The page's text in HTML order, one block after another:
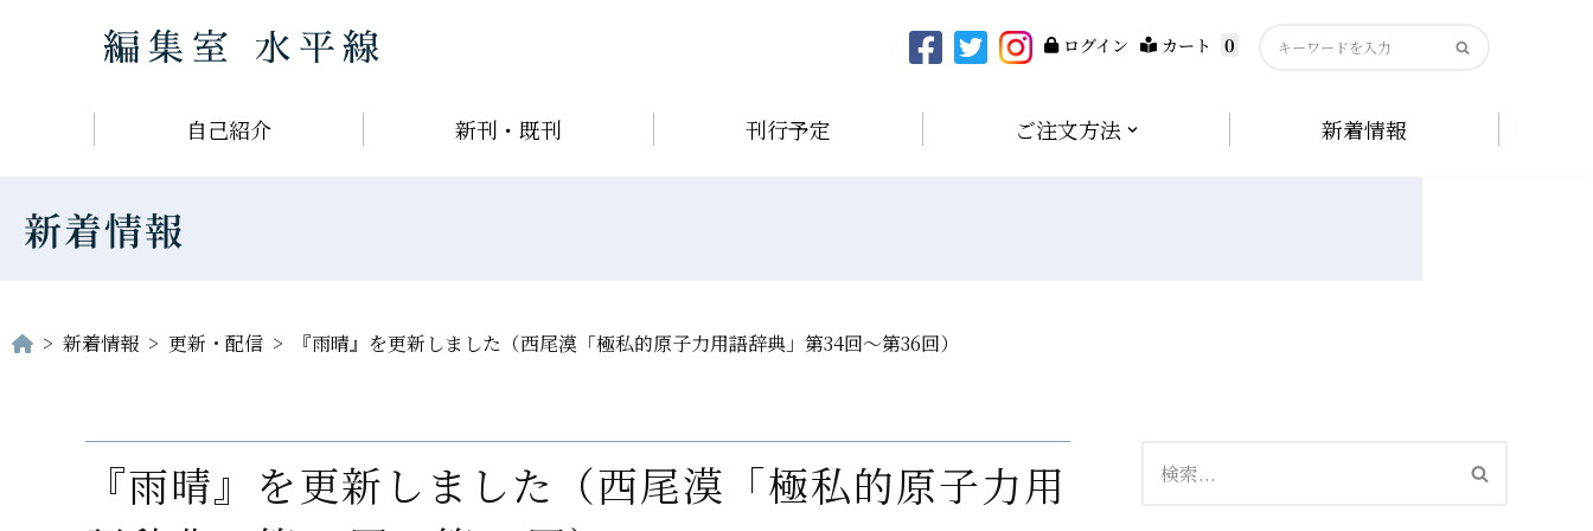
へ
ス
プ
ログイン カート 0
自己紹介 新刊・既刊 刊行予定 ご注文方法 新着情報
新着情報
> 新着情報 > 更新・配信 > 『雨晴』を更新しました（西尾漠「極私的原子力用語辞典」第34回〜第36回）
『雨晴』を更新しました（西尾漠「極私的原子力用